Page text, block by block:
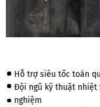
Hỗ trợ siêu tốc toàn
Đội ngũ kỹ thuật nhiệt
nghiệm